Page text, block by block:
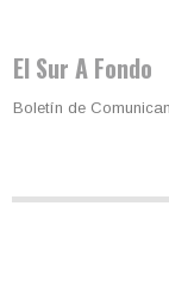
El Sur A Fondo
Boletín de Comunican